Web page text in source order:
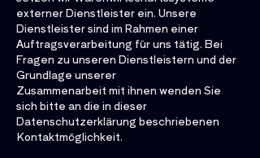
externer Dienstleister ein. Unsere
Dienstleister sind im Rahmen einer
Auftragsverarbeitung für uns tätig. Bei
Fragen zu unseren Dienstleistern und der
Grundlage unserer
Zusammenarbeit mit ihnen wenden Sie
sich bitte an die in dieser
Datenschutzerklärung beschriebenen
Kontaktmöglichkeit.